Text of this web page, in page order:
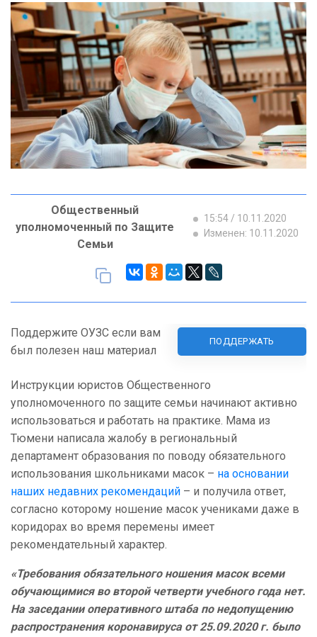
Общественный
уполномоченный по Защите
Семьи
15:54 / 10.11.2020
Изменен: 10.11.2020
Поддержите ОУЗС если вам
был полезен наш материал
ПОДДЕРЖАТЬ
Инструкции юристов Общественного
уполномоченного по защите семьи начинают активно
использоваться и работать на практике. Мама из
Тюмени написала жалобу в региональный
департамент образования по поводу обязательного
использования школьниками масок – на основании
наших недавних рекомендаций – и получила ответ,
согласно которому ношение масок учениками даже в
коридорах во время перемены имеет
рекомендательный характер.
«Требования обязательного ношения масок всеми
обучающимися во второй четверти учебного года нет.
На заседании оперативного штаба по недопущению
распространения коронавируса от 25.09.2020 г. было